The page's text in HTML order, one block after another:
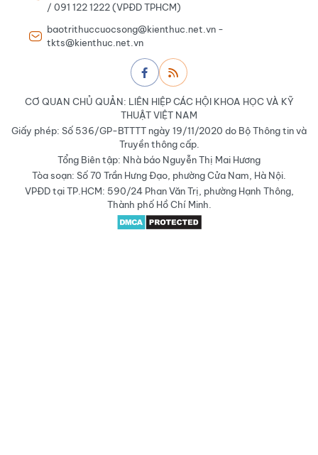
/ 091 122 1222 (VPĐD TPHCM)
baotrithuccuocsong@kienthuc.net.vn -
tkts@kienthuc.net.vn
CƠ QUAN CHỦ QUẢN: LIÊN HIỆP CÁC HỘI KHOA HỌC VÀ KỸ
THUẬT VIỆT NAM
Giấy phép: Số 536/GP-BTTTT ngày 19/11/2020 do Bộ Thông tin và
Truyền thông cấp.
Tổng Biên tập: Nhà báo Nguyễn Thị Mai Hương
Tòa soạn: Số 70 Trần Hưng Đạo, phường Cửa Nam, Hà Nội.
VPĐD tại TP.HCM: 590/24 Phan Văn Trị, phường Hạnh Thông,
Thành phố Hồ Chí Minh.